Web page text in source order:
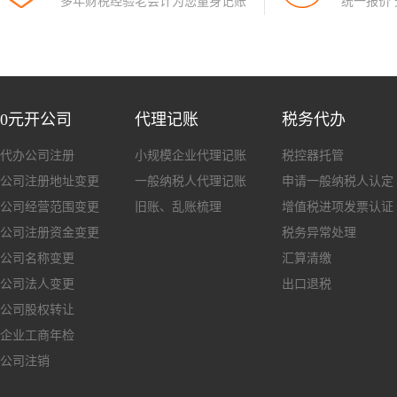
0元开公司
代办公司注册
公司注册地址变更
公司经营范围变更
公司注册资金变更
公司名称变更
公司法人变更
公司股权转让
企业工商年检
公司注销
代理记账
小规模企业代理记账
一般纳税人代理记账
旧账、乱账梳理
税务代办
税控器托管
申请一般纳税人认定
增值税进项发票认证
税务异常处理
汇算清缴
出口退税